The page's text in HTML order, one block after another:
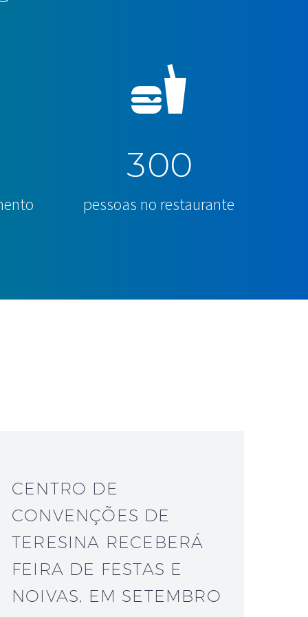
300
pessoas no restaurante
CENTRO DE
CONVENÇÕES DE
TERESINA RECEBERÁ
FEIRA DE FESTAS E
NOIVAS, EM SETEMBRO